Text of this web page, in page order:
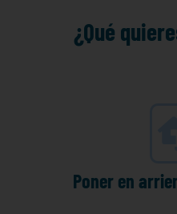
¿Qué
Poner en